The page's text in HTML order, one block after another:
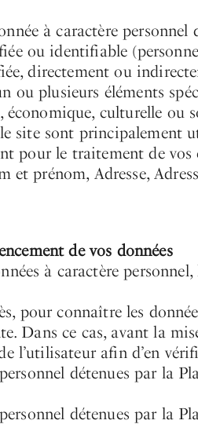
à caractère personnel
ou identifiable
directement ou
ou plusieurs éléments
économique, culturelle ou
site sont principalement
pour le traitement de
et prénom, Adresse,
de vos données
à caractère
pour connaître les
Dans ce cas, avant la
l’utilisateur afin d’en
détenues par la
détenues par la